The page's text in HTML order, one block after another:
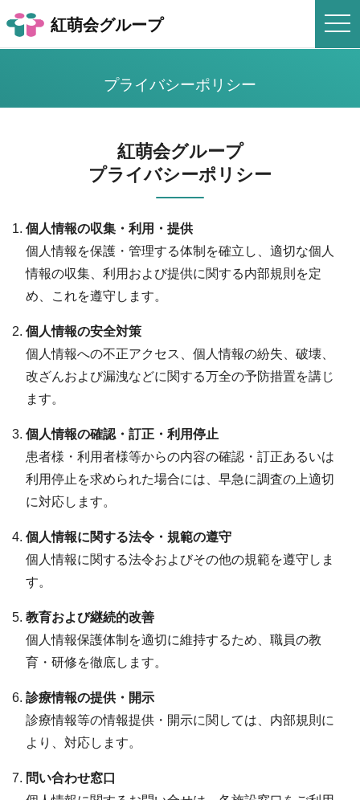
紅萌会グループ
プライバシーポリシー
紅萌会グループ
プライバシーポリシー
個人情報の収集・利用・提供
個人情報を保護・管理する体制を確立し、適切な個人
情報の収集、利用および提供に関する内部規則を定
め、これを遵守します。
個人情報の安全対策
個人情報への不正アクセス、個人情報の紛失、破壊、
改ざんおよび漏洩などに関する万全の予防措置を講じ
ます。
個人情報の確認・訂正・利用停止
患者様・利用者様等からの内容の確認・訂正あるいは
利用停止を求められた場合には、早急に調査の上適切
に対応します。
個人情報に関する法令・規範の遵守
個人情報に関する法令およびその他の規範を遵守しま
す。
教育および継続的改善
個人情報保護体制を適切に維持するため、職員の教
育・研修を徹底します。
診療情報の提供・開示
診療情報等の情報提供・開示に関しては、内部規則に
より、対応します。
問い合わせ窓口